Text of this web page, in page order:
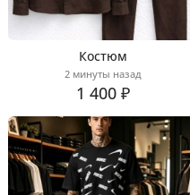
Костюм
2 минуты назад
1 400 ₽